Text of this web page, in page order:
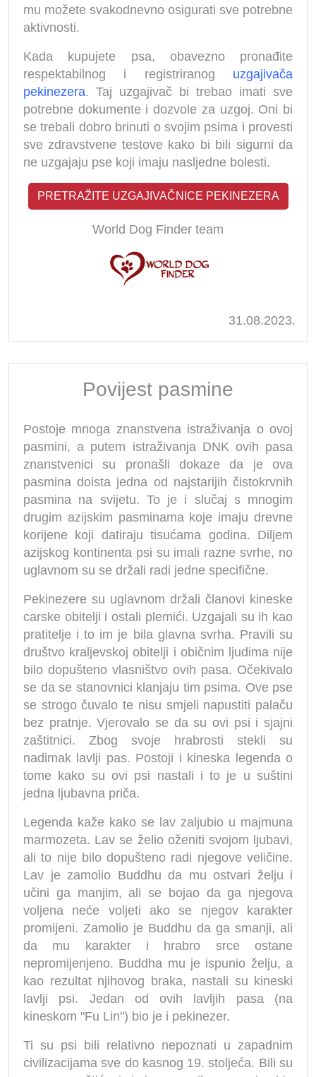
mu možete svakodnevno osigurati sve potrebne
aktivnosti.
Kada kupujete psa, obavezno pronađite
respektabilnog i registriranog uzgajivača
pekinezera. Taj uzgajivač bi trebao imati sve
potrebne dokumente i dozvole za uzgoj. Oni bi
se trebali dobro brinuti o svojim psima i provesti
sve zdravstvene testove kako bi bili sigurni da
ne uzgajaju pse koji imaju nasljedne bolesti.
PRETRAŽITE UZGAJIVAČNICE PEKINEZERA
World Dog Finder team
31.08.2023.
Povijest pasmine
Postoje mnoga znanstvena istraživanja o ovoj
pasmini, a putem istraživanja DNK ovih pasa
znanstvenici su pronašli dokaze da je ova
pasmina doista jedna od najstarijih čistokrvnih
pasmina na svijetu. To je i slučaj s mnogim
drugim azijskim pasminama koje imaju drevne
korijene koji datiraju tisućama godina. Diljem
azijskog kontinenta psi su imali razne svrhe, no
uglavnom su se držali radi jedne specifične.
Pekinezere su uglavnom držali članovi kineske
carske obitelji i ostali plemići. Uzgajali su ih kao
pratitelje i to im je bila glavna svrha. Pravili su
društvo kraljevskoj obitelji i običnim ljudima nije
bilo dopušteno vlasništvo ovih pasa. Očekivalo
se da se stanovnici klanjaju tim psima. Ove pse
se strogo čuvalo te nisu smjeli napustiti palaču
bez pratnje. Vjerovalo se da su ovi psi i sjajni
zaštitnici. Zbog svoje hrabrosti stekli su
nadimak lavlji pas. Postoji i kineska legenda o
tome kako su ovi psi nastali i to je u suštini
jedna ljubavna priča.
Legenda kaže kako se lav zaljubio u majmuna
marmozeta. Lav se želio oženiti svojom ljubavi,
ali to nije bilo dopušteno radi njegove veličine.
Lav je zamolio Buddhu da mu ostvari želju i
učini ga manjim, ali se bojao da ga njegova
voljena neće voljeti ako se njegov karakter
promijeni. Zamolio je Buddhu da ga smanji, ali
da mu karakter i hrabro srce ostane
nepromijenjeno. Buddha mu je ispunio želju, a
kao rezultat njihovog braka, nastali su kineski
lavlji psi. Jedan od ovih lavljih pasa (na
kineskom "Fu Lin") bio je i pekinezer.
Ti su psi bili relativno nepoznati u zapadnim
civilizacijama sve do kasnog 19. stoljeća. Bili su